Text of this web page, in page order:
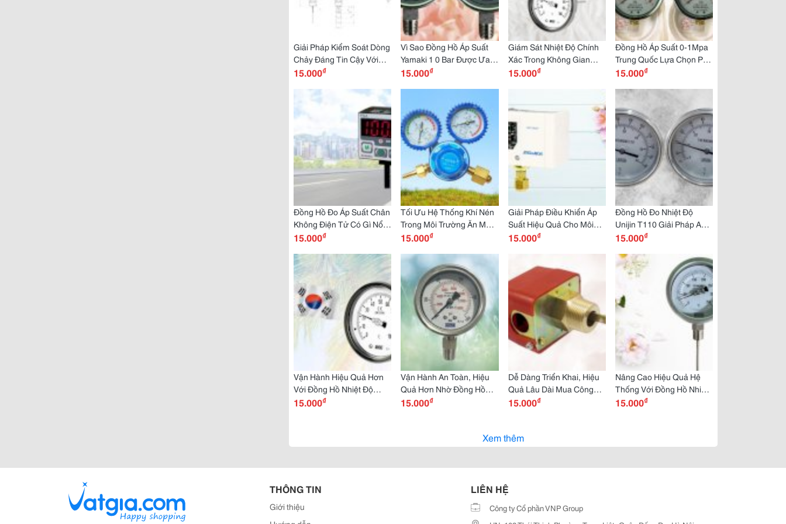
Giải Pháp Kiểm Soát Dòng
Chảy Đáng Tin Cậy Với
Công Tắc Phi 27 Phù Hợp
15.000₫
Vì Sao Đồng Hồ Áp Suất
Yamaki 1 0 Bar Được Ưa
Chuộng Trong Môi Trường
15.000₫
Giám Sát Nhiệt Độ Chính
Xác Trong Không Gian
Hạn Chế Với Wise T110
15.000₫
Đồng Hồ Áp Suất 0-1Mpa
Trung Quốc Lựa Chọn Phổ
Biến Trong Ngành Lạnh
15.000₫
Đồng Hồ Đo Áp Suất Chân
Không Điện Tử Có Gì Nổi
Bật? Giải Pháp Kỹ Thuật
Chân Không
15.000₫
Tối Ưu Hệ Thống Khí Nén
Trong Môi Trường Ăn Mòn
Với Đồng Hồ Đo Áp Suất
15.000₫
Giải Pháp Điều Khiển Áp
Suất Hiệu Quả Cho Môi
Trường Khắc Nghiệt Sns
15.000₫
Đồng Hồ Đo Nhiệt Độ
Unijin T110 Giải Pháp An
Toàn Trong Môi Trường Ăn
15.000₫
Vận Hành Hiệu Quả Hơn
Với Đồng Hồ Nhiệt Độ
Wise T110 Giải Pháp
15.000₫
Vận Hành An Toàn, Hiệu
Quả Hơn Nhờ Đồng Hồ
Tiếp Điểm Wise T520 Mua
15.000₫
Dễ Dàng Triển Khai, Hiệu
Quả Lâu Dài Mua Công
Tắc Dòng Chảy Honeywell
15.000₫
Nâng Cao Hiệu Quả Hệ
Thống Với Đồng Hồ Nhiệt
Độ Yamaki 0 350°C Chính
15.000₫
Xem thêm
THÔNG TIN
Giới thiệu
LIÊN HỆ
Công ty Cổ phần VNP Group